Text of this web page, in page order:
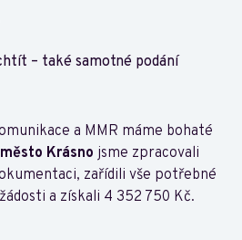
– také samotné podání
a MMR máme bohaté
město Krásno jsme zpracovali
zařídili vše potřebné
a získali 4 352 750 Kč.